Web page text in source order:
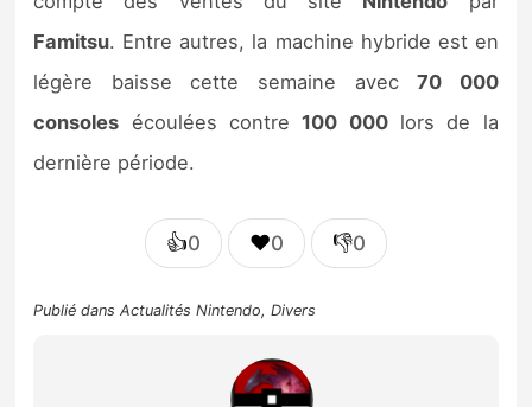
Famitsu. Entre autres, la machine hybride est en
légère baisse cette semaine avec70 000
consoles écoulées contre100 000lors de la
dernière période.
👍0 ❤️0 👎0
Publié dansActualités Nintendo,Divers